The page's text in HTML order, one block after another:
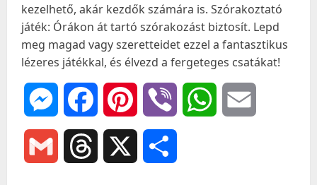
kezelhető, akár kezdők számára is. Szórakoztató
játék: Órákon át tartó szórakozást biztosít. Lepd
meg magad vagy szeretteidet ezzel a fantasztikus
lézeres játékkal, és élvezd a fergeteges csatákat!
MessengerFacebookPinterest Viber WhatsApp
Gmail Threads